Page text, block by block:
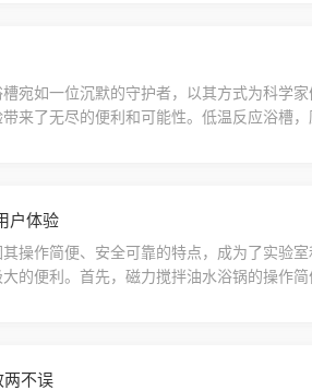
宛如一位沉默的守护者，以其方式为科学
来了无尽的便利和可能性。低温反应浴槽
户体验
操作简便、安全可靠的特点，成为了实验
的便利。首先，磁力搅拌油水浴锅的操作
两不误